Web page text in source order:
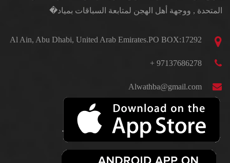
المتحدة , ووجهة أهل الهجن لمتابعة السباقات بمياد�
Al Ain, Abu Dhabi, United Arab Emirates.PO BOX:17292
97137686278 +
Alwathba@gmail.com